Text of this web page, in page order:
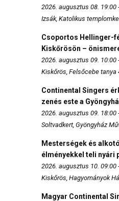
2026. augusztus 08. 19:00
Izsák, Katolikus
Csoportos Hellinger-
Kiskőrösön –
2026. augusztus 09. 10:00
Kiskőrös, Felsőcebe tanya
Continental Singers
zenés este a
2026. augusztus 09. 18:00
Soltvadkert, Gyöngyház
Mesterségek és
élményekkel teli nyári
2026. augusztus 10. 09:00
Kiskőrös, Hagyományok
Magyar Continental